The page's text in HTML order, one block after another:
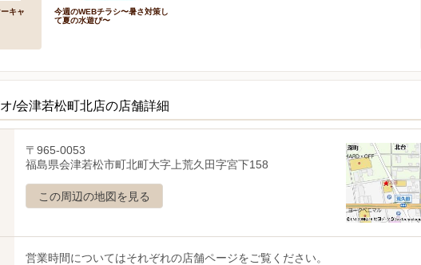
キャ
今週のWEBチラシ〜暑さ対策し
て夏の水遊び〜
/会津若松町北店の店舗詳細
〒965-0053
福島県会津若松市町北町大字上荒久田字宮下158
この周辺の地図を見る
営業時間についてはそれぞれの店舗ページをご覧ください。